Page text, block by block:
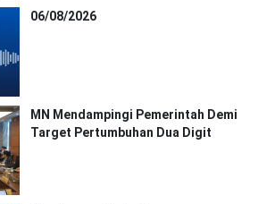
06/08/2026
MN Mendampingi Pemerintah Demi
Target Pertumbuhan Dua Digit